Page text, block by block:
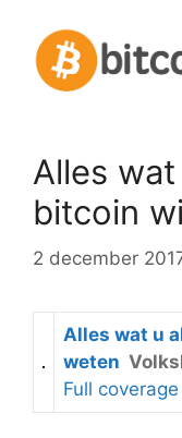
inhoud
Alles
bitcoin
2 december
Alles wat u
weten
Full coverage